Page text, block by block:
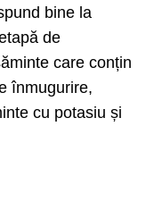
bine la
de
care conțin
înmugurire,
cu potasiu și